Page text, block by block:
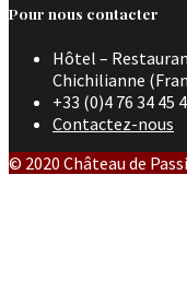
Pour nous contacter
Hôtel –
Chichilianne
+33 (0)4 76 34 45
Contactez-nous
© 2020 Château de